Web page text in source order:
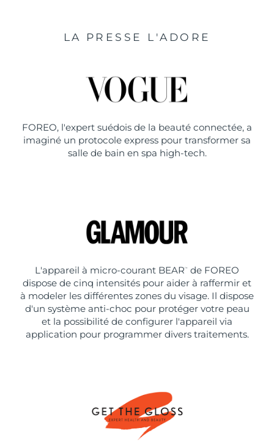
LA PRESSE L'ADORE
FOREO, l'expert suédois de la beauté connectée, a
imaginé un protocole express pour transformer sa
salle de bain en spa high-tech.
L'appareil à micro-courant BEAR ™
de FOREO
dispose de cinq intensités pour aider à raffermir et
à modeler les différentes zones du visage. Il dispose
d'un système anti-choc pour protéger votre peau
et la possibilité de configurer l'appareil via
application pour programmer divers traitements.